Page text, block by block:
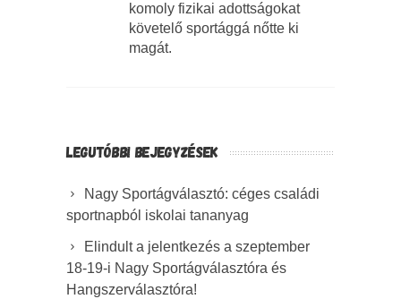
komoly fizikai adottságokat
követelő sportággá nőtte ki
magát.
LEGUTÓBBI BEJEGYZÉSEK
Nagy Sportágválasztó: céges családi
sportnapból iskolai tananyag
Elindult a jelentkezés a szeptember
18-19-i Nagy Sportágválasztóra és
Hangszerválasztóra!